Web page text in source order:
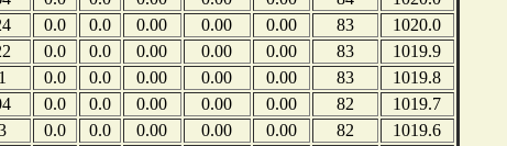
0.0 0.0 0.00 0.00 0.00 83
1020.0
0.0 0.0 0.00 0.00 0.00 83
1019.9
0.0 0.0 0.00 0.00 0.00 83
1019.8
0.0 0.0 0.00 0.00 0.00 82
1019.7
0.0 0.0 0.00 0.00 0.00 82
1019.6